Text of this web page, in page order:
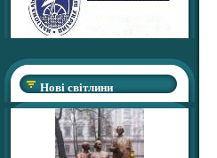
Нові світлини